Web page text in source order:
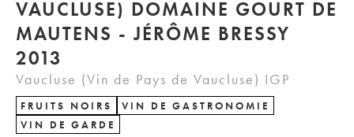
VAUCLUSE) DOMAINE GOURT DE
MAUTENS - JÉRÔME BRESSY
2013
Vaucluse (Vin de Pays de Vaucluse) IGP
FRUITS NOIRS
VIN DE GASTRONOMIE
VIN DE GARDE